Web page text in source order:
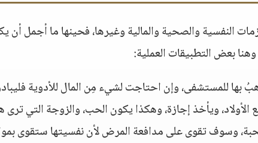
النفسية والصحية والمالية وغيرها، فحينها ما أجمل أن
بعض التطبيقات العملية:
بها للمستشفى، وإن احتاجت لشيء مِن المال للأدوية
ويأخذ إجازة، وهكذا يكون الحب، والزوجة التي ترى
وسوف تقوى على مدافعة المرض لأن نفسيتها ستقوى